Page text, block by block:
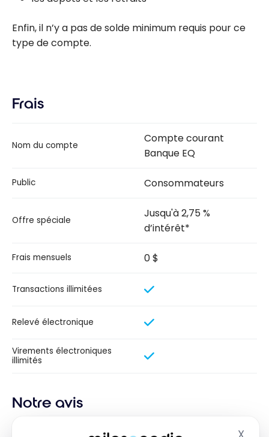
X
Enfin, il n’y a pas de solde minimum requis pour ce
type de compte.
Frais
Nom du compte
Compte courant
Banque EQ
Public Consommateurs
Offre spéciale
Jusqu'à 2,75 %
d’intérêt*
Frais mensuels 0 $
Transactions illimitées
Relevé électronique
Virements électroniques
illimités
Notre avis
Le Compte Courant de la Banque EQ